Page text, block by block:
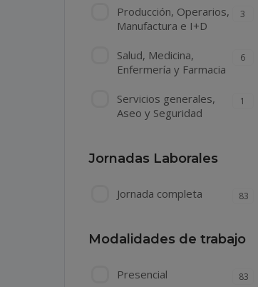
Producción, Operarios,
Manufactura e I+D
3
Salud, Medicina,
Enfermería y Farmacia
6
Servicios generales,
Aseo y Seguridad
1
Jornadas Laborales
Jornada completa 83
Modalidades de trabajo
Presencial 83